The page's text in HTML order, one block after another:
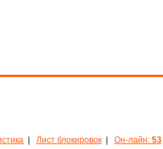
Лист блокировок Он-лайн: 53